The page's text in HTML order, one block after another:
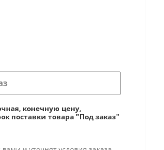
конечную цену,
поставки товара "Под заказ"